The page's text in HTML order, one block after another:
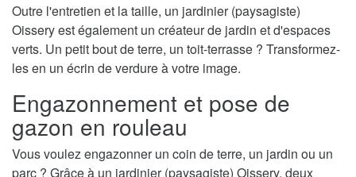
Outre l'entretien et la taille, un jardinier (paysagiste)
Oissery est également un créateur de jardin et d'espaces
verts. Un petit bout de terre, un toit-terrasse ? Transformez-
les en un écrin de verdure à votre image.
Engazonnement et pose de
gazon en rouleau
Vous voulez engazonner un coin de terre, un jardin ou un
parc ? Grâce à un jardinier (paysagiste) Oissery, deux